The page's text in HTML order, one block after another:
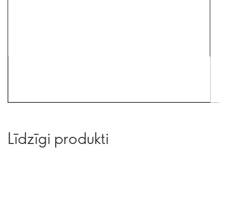
Līdzīgi produkti